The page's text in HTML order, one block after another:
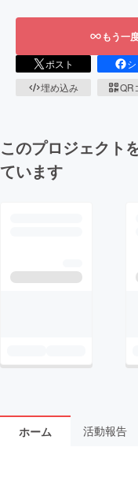
もう一
ポスト
埋め込み
QR
このプロジェクト
ています
ホーム 活動報告